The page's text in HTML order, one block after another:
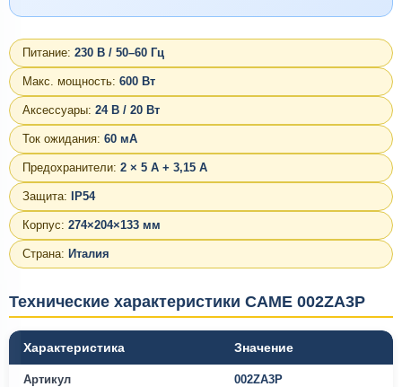
Питание: 230 В / 50–60 Гц
Макс. мощность: 600 Вт
Аксессуары: 24 В / 20 Вт
Ток ожидания: 60 мА
Предохранители: 2 × 5 А + 3,15 А
Защита: IP54
Корпус: 274×204×133 мм
Страна: Италия
Технические характеристики CAME 002ZA3P
Характеристика Значение
Артикул 002ZA3P